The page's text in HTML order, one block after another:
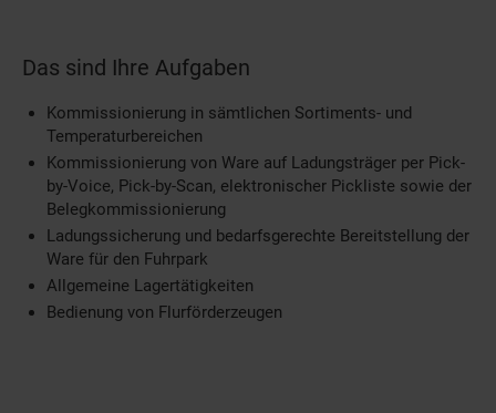
Das sind Ihre Aufgaben
Kommissionierung in sämtlichen Sortiments- und
Temperaturbereichen
Kommissionierung von Ware auf Ladungsträger per Pick-
by-Voice, Pick-by-Scan, elektronischer Pickliste sowie der
Belegkommissionierung
Ladungssicherung und bedarfsgerechte Bereitstellung der
Ware für den Fuhrpark
Allgemeine Lagertätigkeiten
Bedienung von Flurförderzeugen